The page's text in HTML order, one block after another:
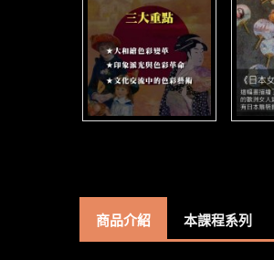
商品介紹 本課程系列